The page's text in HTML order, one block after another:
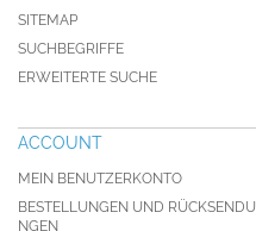
SITEMAP
SUCHBEGRIFFE
ERWEITERTE SUCHE
ACCOUNT
MEIN BENUTZERKONTO
BESTELLUNGEN UND RÜCKSENDU
NGEN